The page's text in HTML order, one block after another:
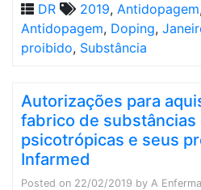
DR
2019, Antidopagem,
Antidopagem, Doping,
proibido, Substância
Autorizações para
fabrico de
psicotrópicas e seus
Infarmed
Posted on 22/02/2019 by A